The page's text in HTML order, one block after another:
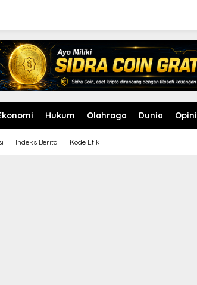
Hukum Olahraga Dunia Opini
Indeks Berita Kode Etik